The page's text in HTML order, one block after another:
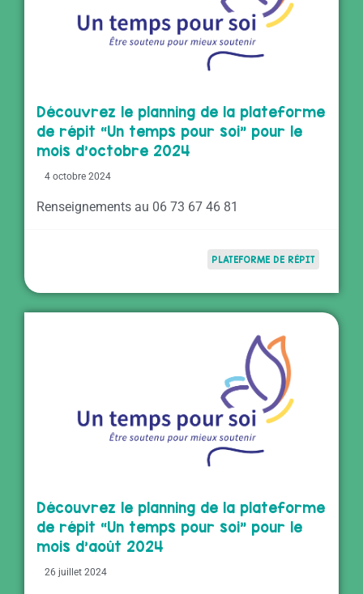
Découvrez le planning de la plateforme
de répit “Un temps pour soi” pour le
mois d’octobre 2024
4 octobre 2024
Renseignements au 06 73 67 46 81
PLATEFORME DE RÉPIT
Découvrez le planning de la plateforme
de répit “Un temps pour soi” pour le
mois d’août 2024
26 juillet 2024